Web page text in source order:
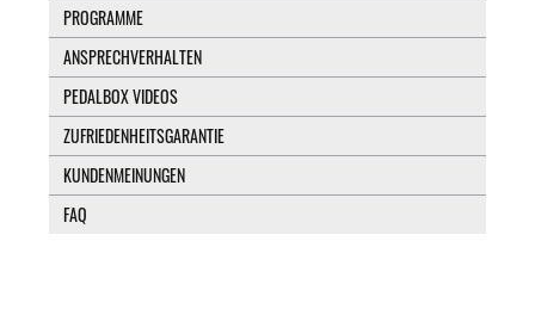
PROGRAMME
ANSPRECHVERHALTEN
PEDALBOX VIDEOS
ZUFRIEDENHEITSGARANTIE
KUNDENMEINUNGEN
FAQ